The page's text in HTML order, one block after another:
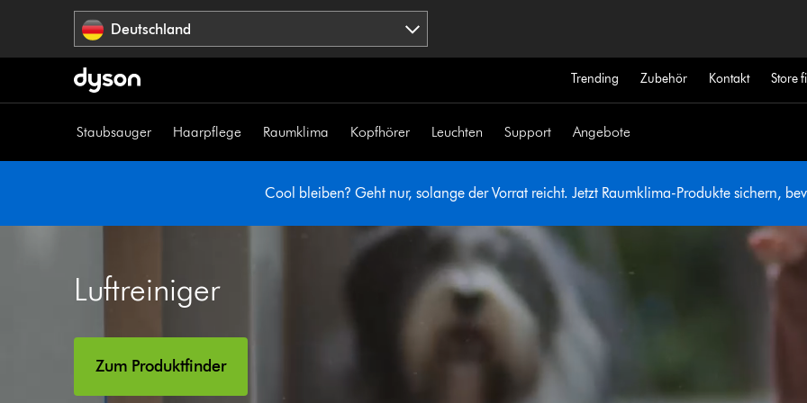
Deutschland
Trending Zubehör Kontakt Store
Staubsauger Haarpflege Raumklima Kopfhörer Leuchten Support Angebote
Cool bleiben? Geht nur, solange der Vorrat reicht. Jetzt Raumklima-Produkte sichern,
Luftreiniger
Zum Produktfinder